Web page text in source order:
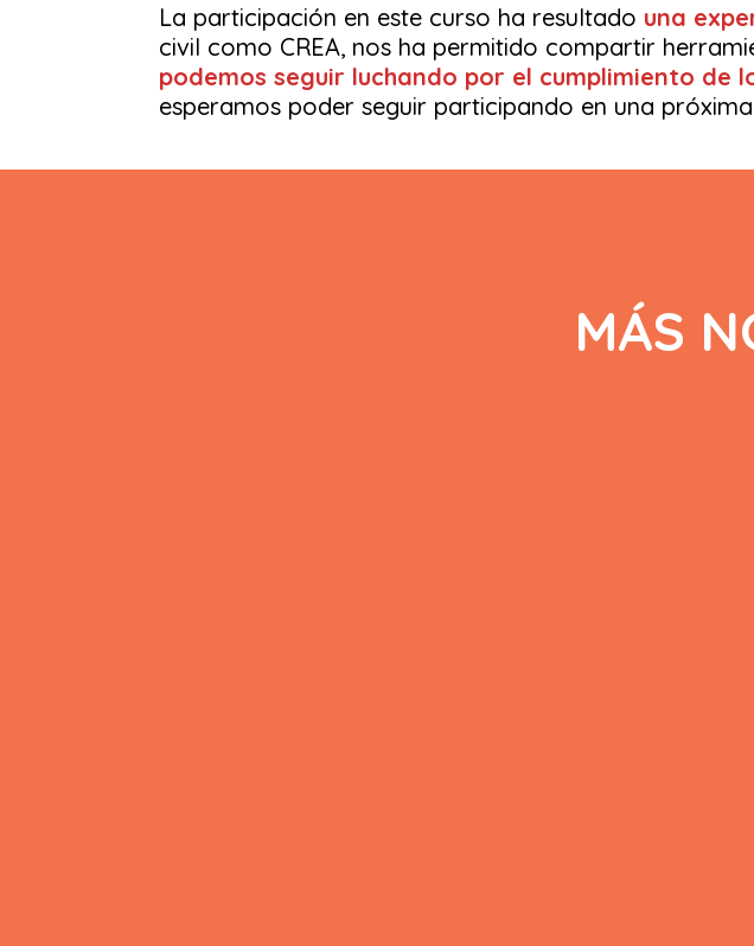
La participación en este curso ha resultado una
civil como CREA, nos ha permitido compartir
podemos seguir luchando por el cumplimiento de
esperamos poder seguir participando en una
MÁS